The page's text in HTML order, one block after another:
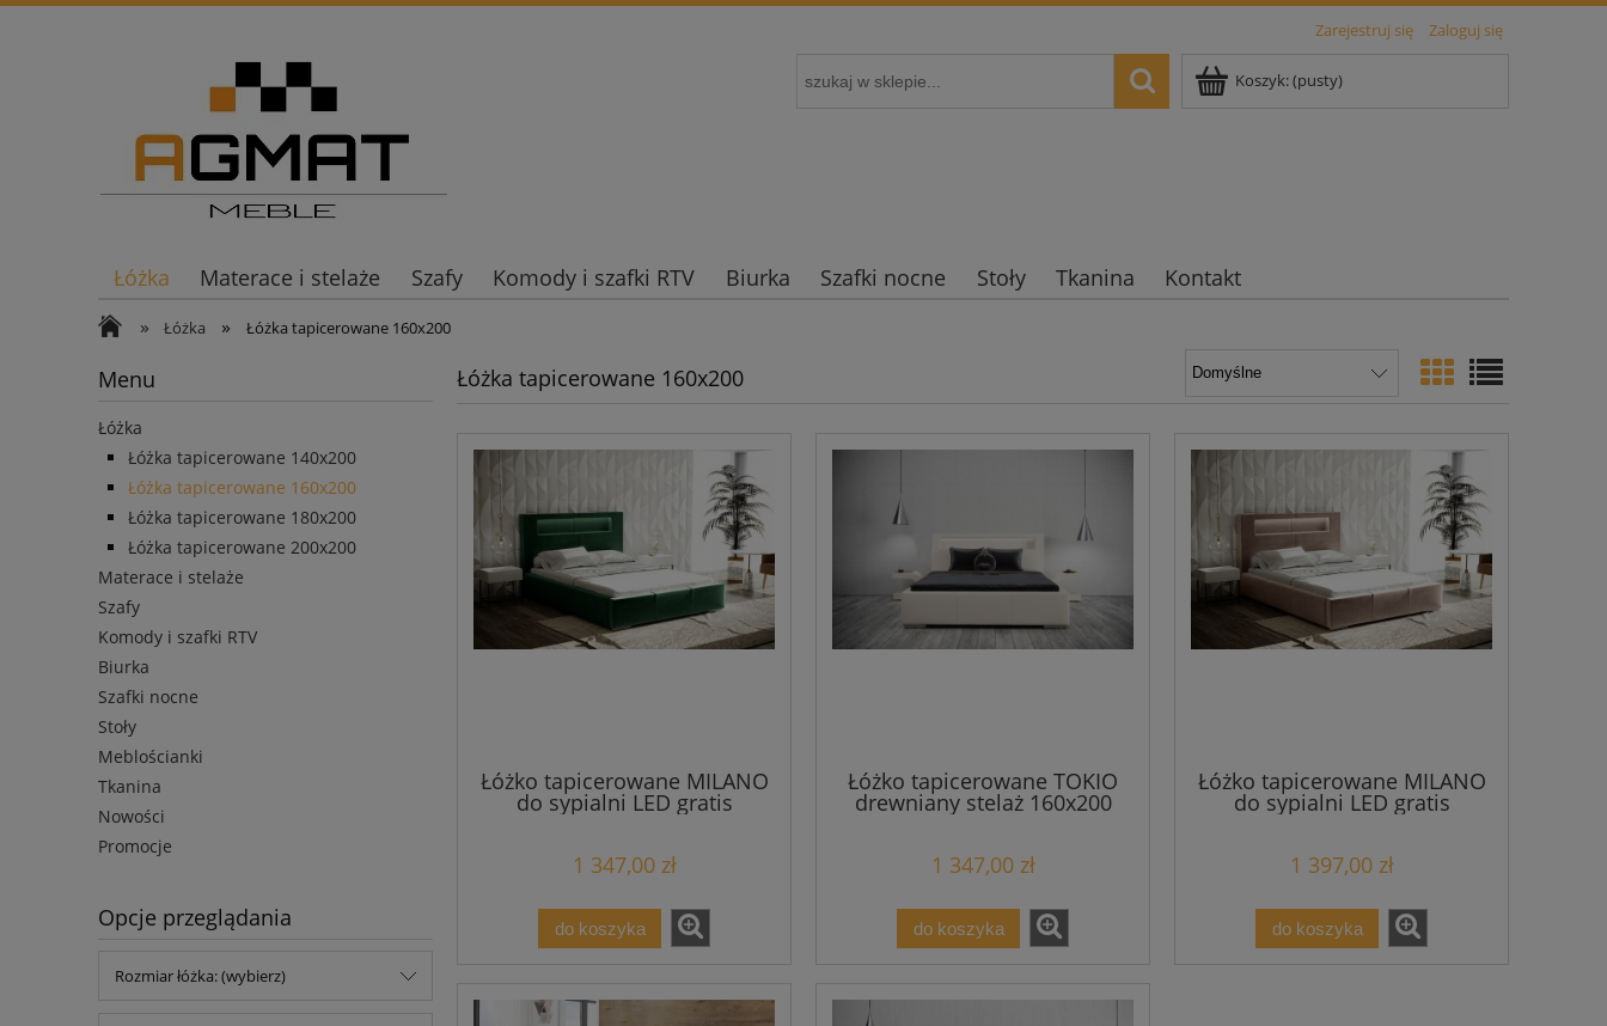
Zarejestruj się Zaloguj się
Koszyk:(pusty)
Łóżka Materace i stelaże Szafy Komody i szafki RTV Biurka Szafki nocne Stoły Tkanina Kontakt
» Łóżka » Łóżka tapicerowane 160x200
Menu
Łóżka
Łóżka tapicerowane 140x200
Łóżka tapicerowane 160x200
Łóżka tapicerowane 180x200
Łóżka tapicerowane 200x200
Materace i stelaże
Szafy
Komody i szafki RTV
Biurka
Szafki nocne
Stoły
Meblościanki
Tkanina
Nowości
Promocje
Opcje przeglądania
Rozmiar łóżka: (wybierz)
Łóżka tapicerowane 160x200
Łóżko tapicerowane MILANO
do sypialni LED gratis
1 347,00 zł
do koszyka
Łóżko tapicerowane TOKIO
drewniany stelaż 160x200
1 347,00 zł
do koszyka
Łóżko tapicerowane MILANO
do sypialni LED gratis
1 397,00 zł
do koszyka